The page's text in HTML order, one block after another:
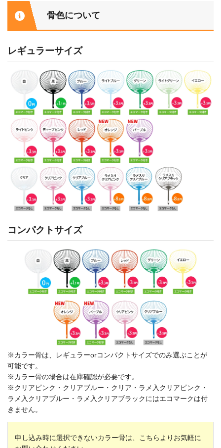
骨色について
レギュラーサイズ
コンパクトサイズ
※カラー骨は、レギュラーorコンパクトサイズでのみ選ぶことが
可能です。
※カラー骨の場合は在庫確認が必要です。
※クリアピンク・クリアブルー・クリア・ラメ入クリアピンク・
ラメ入クリアブルー・ラメ入クリアブラックにはエコマークは付
きません。
申し込み時に選択できないカラー骨は、こちらよりお気軽に